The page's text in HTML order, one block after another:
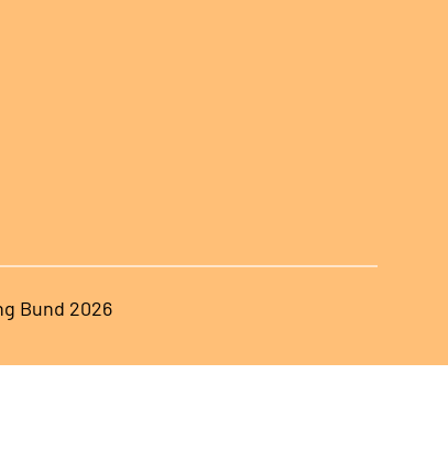
Bund 2026